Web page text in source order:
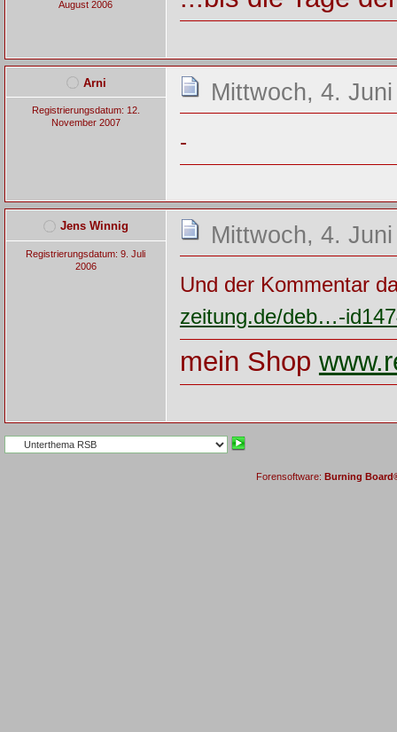
August 2006
Arni
Registrierungsdatum: 12.
November 2007
Mittwoch, 4.
-
Jens Winnig
Registrierungsdatum: 9. Juli
2006
Mittwoch, 4.
Und der Kommentar
zeitung.de/deb…-
mein Shop
Forensoftware: Burning